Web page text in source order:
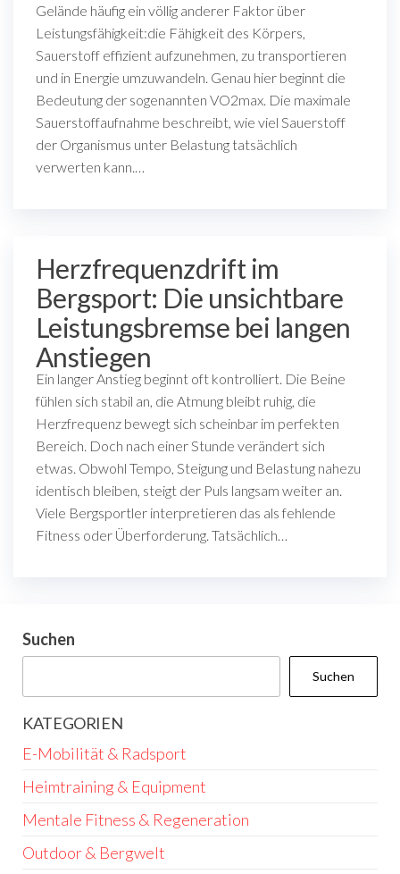
Gelände häufig ein völlig anderer Faktor über
Leistungsfähigkeit:die Fähigkeit des Körpers,
Sauerstoff effizient aufzunehmen, zu transportieren
und in Energie umzuwandeln. Genau hier beginnt die
Bedeutung der sogenannten VO2max. Die maximale
Sauerstoffaufnahme beschreibt, wie viel Sauerstoff
der Organismus unter Belastung tatsächlich
verwerten kann.…
Herzfrequenzdrift im
Bergsport: Die unsichtbare
Leistungsbremse bei langen
Anstiegen
Ein langer Anstieg beginnt oft kontrolliert. Die Beine
fühlen sich stabil an, die Atmung bleibt ruhig, die
Herzfrequenz bewegt sich scheinbar im perfekten
Bereich. Doch nach einer Stunde verändert sich
etwas. Obwohl Tempo, Steigung und Belastung nahezu
identisch bleiben, steigt der Puls langsam weiter an.
Viele Bergsportler interpretieren das als fehlende
Fitness oder Überforderung. Tatsächlich…
Suchen
Suchen
KATEGORIEN
E-Mobilität & Radsport
Heimtraining & Equipment
Mentale Fitness & Regeneration
Outdoor & Bergwelt